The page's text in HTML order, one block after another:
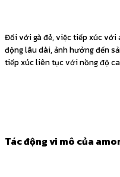
Đối với gà đẻ, việc tiếp xúc với
động lâu dài, ảnh hưởng đến
tiếp xúc liên tục với nồng độ
Tác động vi mô của